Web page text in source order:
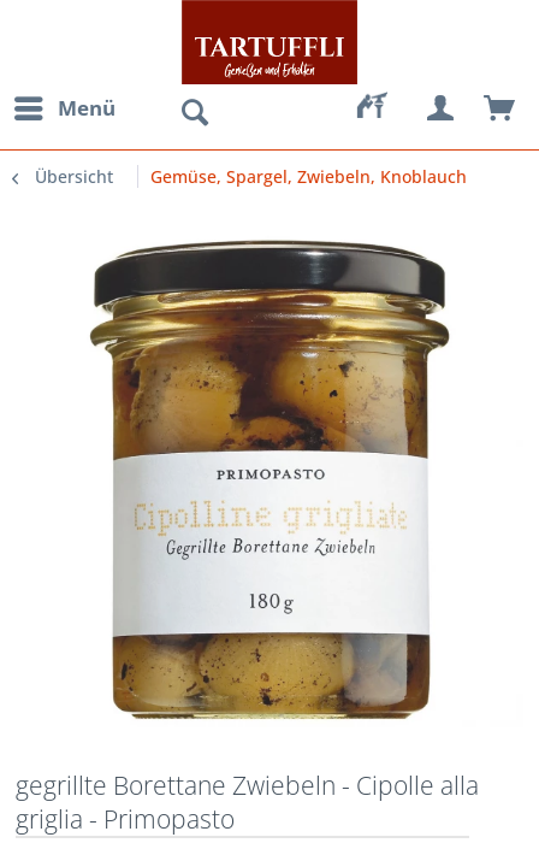
Menü
Übersicht Gemüse, Spargel, Zwiebeln, Knoblauch
gegrillte Borettane Zwiebeln - Cipolle alla
griglia - Primopasto